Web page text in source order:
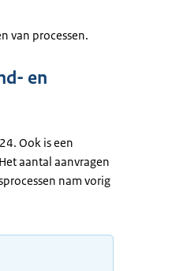
van processen.
en
Ook is een
aantal aanvragen
nam vorig